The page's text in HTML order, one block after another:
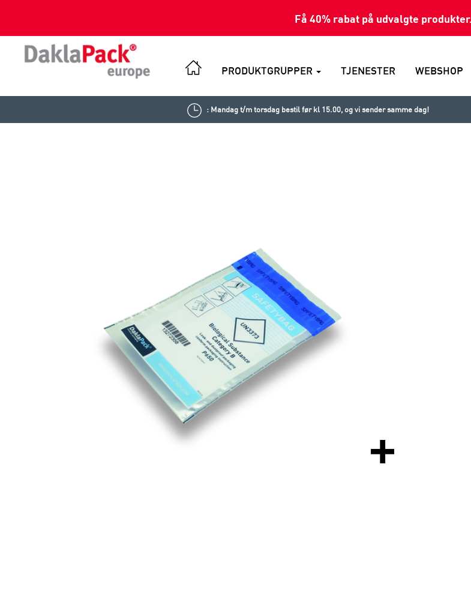
Få 40% rabat på udvalgte produkter.
PRODUKTGRUPPER TJENESTER WEBSHOP
: Mandag t/m torsdag bestil før kl 15.00, og vi sender samme dag!